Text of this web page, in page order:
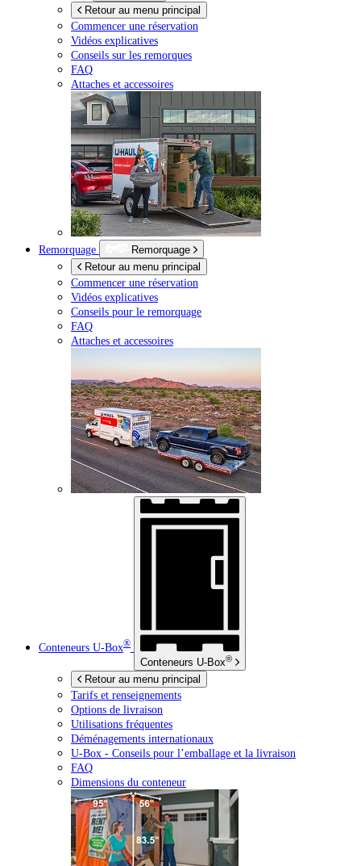
Retour au menu principal
Commencer une réservation
Vidéos explicatives
Conseils sur les remorques
FAQ
Attaches et accessoires
Remorquage
Remorquage
Retour au menu principal
Commencer une réservation
Vidéos explicatives
Conseils pour le remorquage
FAQ
Attaches et accessoires
Conteneurs U-Box®
Conteneurs U-Box®
Retour au menu principal
Tarifs et renseignements
Options de livraison
Utilisations fréquentes
Déménagements internationaux
U-Box - Conseils pour l’emballage et la livraison
FAQ
Dimensions du conteneur